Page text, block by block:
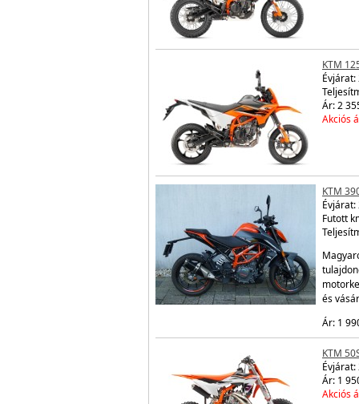
KTM
Évjárat:
Ár: 2
Akciós
KTM
Évjárat:
Futott
és
Ár: 1
KTM
Évjárat:
Ár: 1
Akciós